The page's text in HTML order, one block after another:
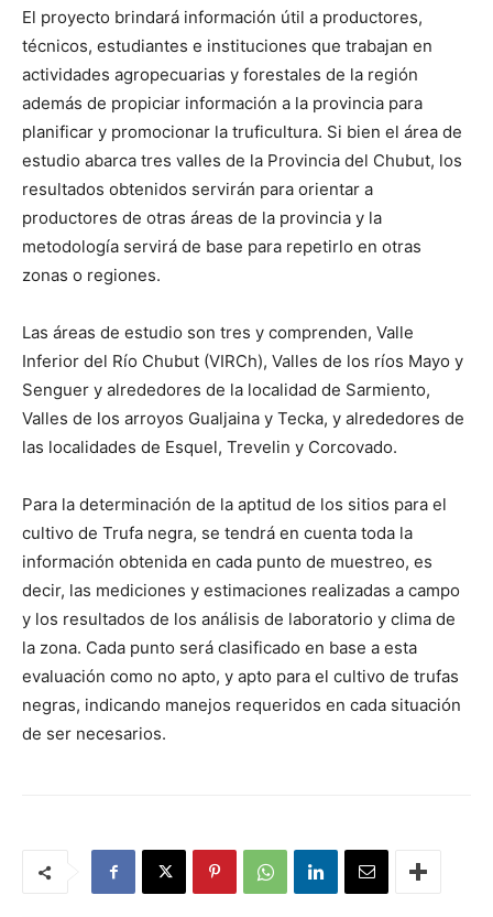
El proyecto brindará información útil a productores,
técnicos, estudiantes e instituciones que trabajan en
actividades agropecuarias y forestales de la región
además de propiciar información a la provincia para
planificar y promocionar la truficultura. Si bien el área de
estudio abarca tres valles de la Provincia del Chubut, los
resultados obtenidos servirán para orientar a
productores de otras áreas de la provincia y la
metodología servirá de base para repetirlo en otras
zonas o regiones.
Las áreas de estudio son tres y comprenden, Valle
Inferior del Río Chubut (VIRCh), Valles de los ríos Mayo y
Senguer y alrededores de la localidad de Sarmiento,
Valles de los arroyos Gualjaina y Tecka, y alrededores de
las localidades de Esquel, Trevelin y Corcovado.
Para la determinación de la aptitud de los sitios para el
cultivo de Trufa negra, se tendrá en cuenta toda la
información obtenida en cada punto de muestreo, es
decir, las mediciones y estimaciones realizadas a campo
y los resultados de los análisis de laboratorio y clima de
la zona. Cada punto será clasificado en base a esta
evaluación como no apto, y apto para el cultivo de trufas
negras, indicando manejos requeridos en cada situación
de ser necesarios.